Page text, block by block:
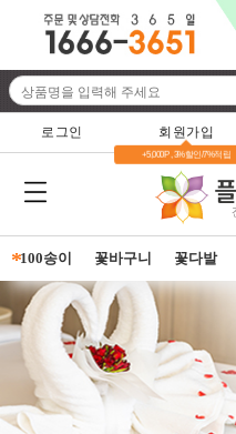
로그인 회원가입
+5,000P , 3%할인/7%적립
*100송이 꽃바구니 꽃다발